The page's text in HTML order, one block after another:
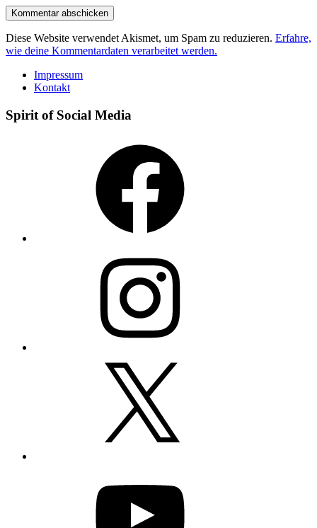
Diese Website verwendet Akismet, um Spam zu reduzieren. Erfahre,
wie deine Kommentardaten verarbeitet werden.
Impressum
Kontakt
Spirit of Social Media